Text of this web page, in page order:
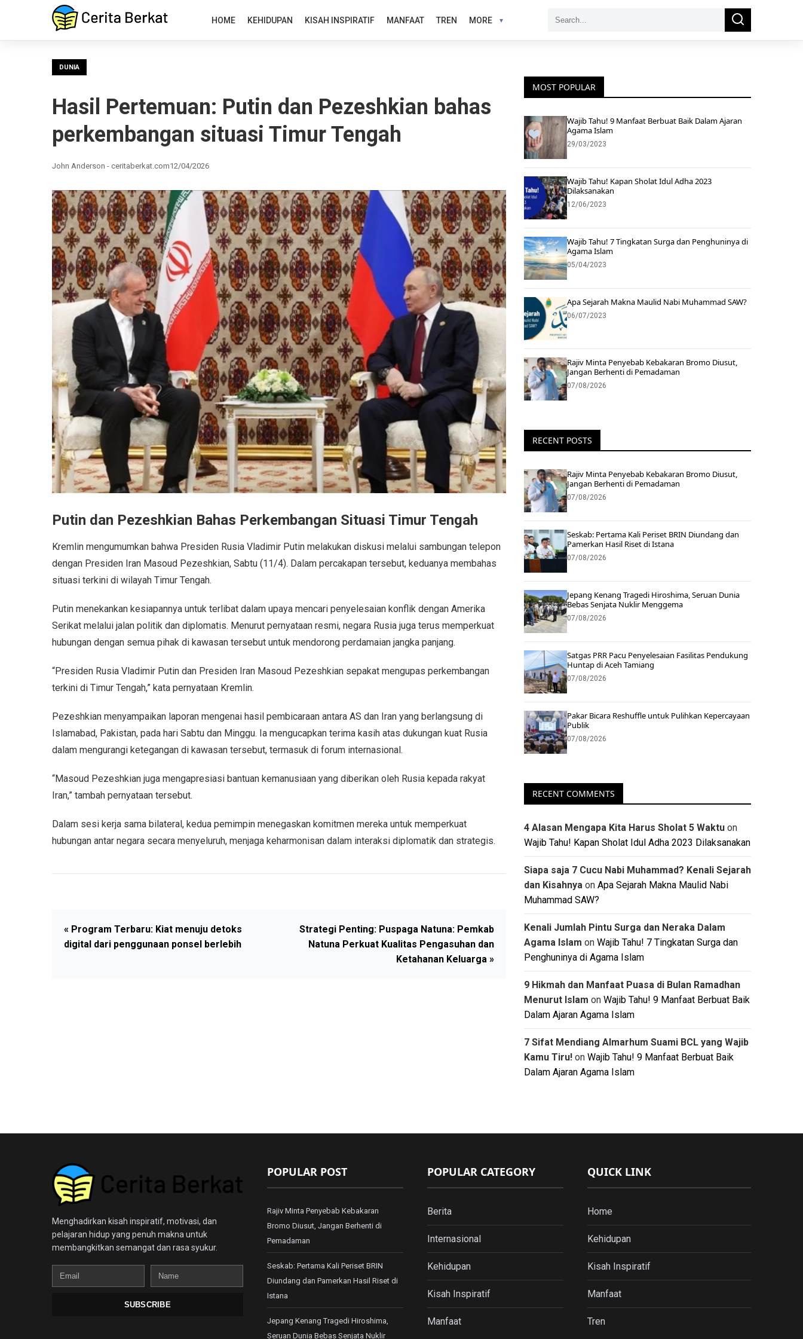
HOME KEHIDUPAN KISAH INSPIRATIF MANFAAT TREN MORE
Search
Search
DUNIA
Hasil Pertemuan: Putin dan Pezeshkian bahas
perkembangan situasi Timur Tengah
John Anderson - ceritaberkat.com12/04/2026
Putin dan Pezeshkian Bahas Perkembangan Situasi Timur Tengah
Kremlin mengumumkan bahwa Presiden Rusia Vladimir Putin melakukan diskusi melalui sambungan telepon
dengan Presiden Iran Masoud Pezeshkian, Sabtu (11/4). Dalam percakapan tersebut, keduanya membahas
situasi terkini di wilayah Timur Tengah.
Putin menekankan kesiapannya untuk terlibat dalam upaya mencari penyelesaian konflik dengan Amerika
Serikat melalui jalan politik dan diplomatis. Menurut pernyataan resmi, negara Rusia juga terus memperkuat
hubungan dengan semua pihak di kawasan tersebut untuk mendorong perdamaian jangka panjang.
“Presiden Rusia Vladimir Putin dan Presiden Iran Masoud Pezeshkian sepakat mengupas perkembangan
terkini di Timur Tengah,” kata pernyataan Kremlin.
Pezeshkian menyampaikan laporan mengenai hasil pembicaraan antara AS dan Iran yang berlangsung di
Islamabad, Pakistan, pada hari Sabtu dan Minggu. Ia mengucapkan terima kasih atas dukungan kuat Rusia
dalam mengurangi ketegangan di kawasan tersebut, termasuk di forum internasional.
“Masoud Pezeshkian juga mengapresiasi bantuan kemanusiaan yang diberikan oleh Rusia kepada rakyat
Iran,” tambah pernyataan tersebut.
Dalam sesi kerja sama bilateral, kedua pemimpin menegaskan komitmen mereka untuk memperkuat
hubungan antar negara secara menyeluruh, menjaga keharmonisan dalam interaksi diplomatik dan strategis.
« Program Terbaru: Kiat menuju detoks
digital dari penggunaan ponsel berlebih
Strategi Penting: Puspaga Natuna: Pemkab
Natuna Perkuat Kualitas Pengasuhan dan
Ketahanan Keluarga »
MOST POPULAR
Wajib Tahu! 9 Manfaat Berbuat Baik Dalam Ajaran
Agama Islam
29/03/2023
Wajib Tahu! Kapan Sholat Idul Adha 2023
Dilaksanakan
12/06/2023
Wajib Tahu! 7 Tingkatan Surga dan Penghuninya di
Agama Islam
05/04/2023
Apa Sejarah Makna Maulid Nabi Muhammad SAW?
06/07/2023
Rajiv Minta Penyebab Kebakaran Bromo Diusut,
Jangan Berhenti di Pemadaman
07/08/2026
RECENT POSTS
Rajiv Minta Penyebab Kebakaran Bromo Diusut,
Jangan Berhenti di Pemadaman
07/08/2026
Seskab: Pertama Kali Periset BRIN Diundang dan
Pamerkan Hasil Riset di Istana
07/08/2026
Jepang Kenang Tragedi Hiroshima, Seruan Dunia
Bebas Senjata Nuklir Menggema
07/08/2026
Satgas PRR Pacu Penyelesaian Fasilitas Pendukung
Huntap di Aceh Tamiang
07/08/2026
Pakar Bicara Reshuffle untuk Pulihkan Kepercayaan
Publik
07/08/2026
RECENT COMMENTS
4 Alasan Mengapa Kita Harus Sholat 5 Waktu on
Wajib Tahu! Kapan Sholat Idul Adha 2023 Dilaksanakan
Siapa saja 7 Cucu Nabi Muhammad? Kenali Sejarah
dan Kisahnya on Apa Sejarah Makna Maulid Nabi
Muhammad SAW?
Kenali Jumlah Pintu Surga dan Neraka Dalam
Agama Islam on Wajib Tahu! 7 Tingkatan Surga dan
Penghuninya di Agama Islam
9 Hikmah dan Manfaat Puasa di Bulan Ramadhan
Menurut Islam on Wajib Tahu! 9 Manfaat Berbuat Baik
Dalam Ajaran Agama Islam
7 Sifat Mendiang Almarhum Suami BCL yang Wajib
Kamu Tiru! on Wajib Tahu! 9 Manfaat Berbuat Baik
Dalam Ajaran Agama Islam
Menghadirkan kisah inspiratif, motivasi, dan
pelajaran hidup yang penuh makna untuk
membangkitkan semangat dan rasa syukur.
Email
Name
SUBSCRIBE
POPULAR POST
Rajiv Minta Penyebab Kebakaran
Bromo Diusut, Jangan Berhenti di
Pemadaman
Seskab: Pertama Kali Periset BRIN
Diundang dan Pamerkan Hasil Riset di
Istana
Jepang Kenang Tragedi Hiroshima,
Seruan Dunia Bebas Senjata Nuklir
POPULAR CATEGORY
Berita
Internasional
Kehidupan
Kisah Inspiratif
Manfaat
QUICK LINK
Home
Kehidupan
Kisah Inspiratif
Manfaat
Tren